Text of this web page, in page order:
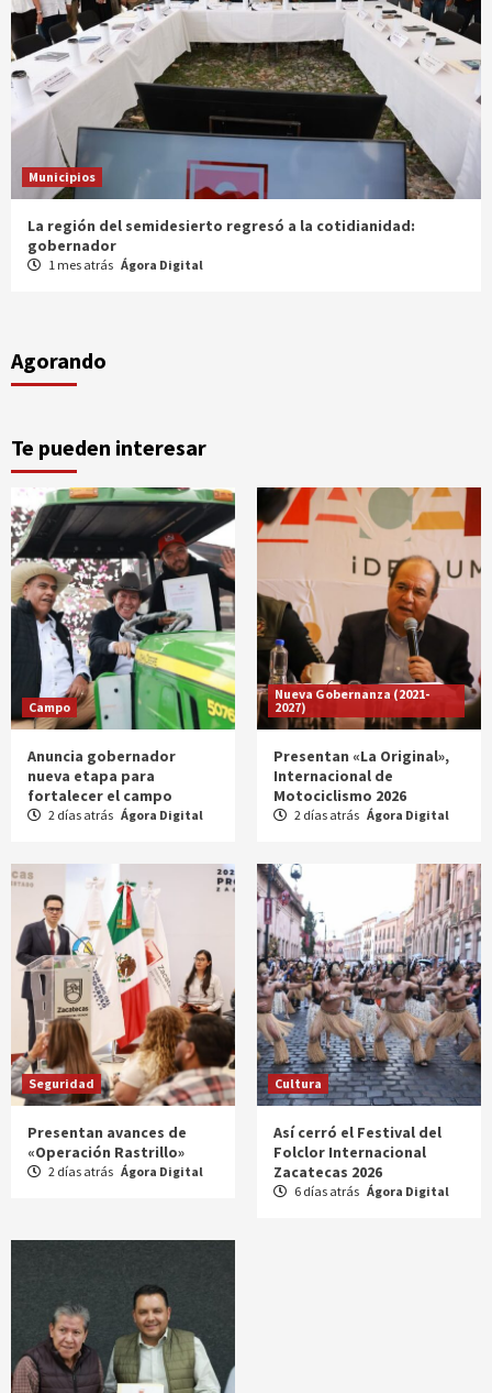
Municipios
La región del semidesierto regresó a la cotidianidad:
gobernador
1 mes atrás Ágora Digital
Agorando
Te pueden interesar
Campo
Anuncia gobernador
nueva etapa para
fortalecer el campo
2 días atrás Ágora Digital
Nueva Gobernanza (2021-
2027)
Presentan «La Original»,
Internacional de
Motociclismo 2026
2 días atrás Ágora Digital
Seguridad
Presentan avances de
«Operación Rastrillo»
2 días atrás Ágora Digital
Cultura
Así cerró el Festival del
Folclor Internacional
Zacatecas 2026
6 días atrás Ágora Digital